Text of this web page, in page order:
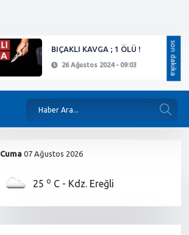
BIÇAKLI KAVGA ; 1 ÖLÜ !
26 Ağustos 2024 - 09:03 son dakika
Cuma 07 Ağustos 2026
25 o C - Kdz. Ereğli